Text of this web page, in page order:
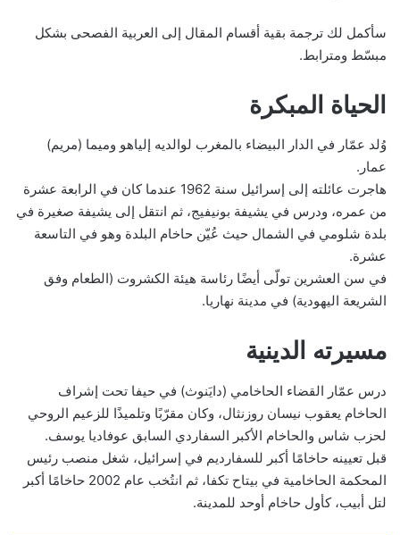
سأكمل لك ترجمة بقية أقسام المقال إلى العربية الفصحى بشكل
مبسّط ومترابط.
الحياة المبكرة
وُلد عمّار في الدار البيضاء بالمغرب لوالديه إلياهو وميما (مريم)
عمار.
هاجرت عائلته إلى إسرائيل سنة 1962 عندما كان في الرابعة عشرة
من عمره، ودرس في يشيفة بونيفيج، ثم انتقل إلى يشيفة صغيرة في
بلدة شلومي في الشمال حيث عُيّن حاخام البلدة وهو في التاسعة
عشرة.
في سن العشرين تولّى أيضًا رئاسة هيئة الكشروت (الطعام وفق
الشريعة اليهودية) في مدينة نهاريا.
مسيرته الدينية
درس عمّار القضاء الحاخامي (دايَنوث) في حيفا تحت إشراف
الحاخام يعقوب نيسان روزنثال، وكان مقرّبًا وتلميذًا للزعيم الروحي
لحزب شاس والحاخام الأكبر السفاردي السابق عوفاديا يوسف.
قبل تعيينه حاخامًا أكبر للسفارديم في إسرائيل، شغل منصب رئيس
المحكمة الحاخامية في بيتاح تكفا، ثم انتُخب عام 2002 حاخامًا أكبر
لتل أبيب، كأول حاخام أوحد للمدينة.